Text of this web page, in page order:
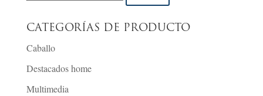
CATEGORÍAS DE PRODUCTO
Caballo
Destacados home
Multimedia